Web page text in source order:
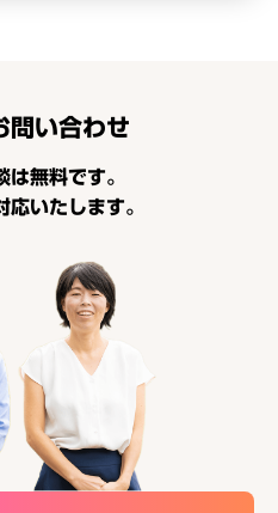
は無料です。
応いたします。
問い合わせ